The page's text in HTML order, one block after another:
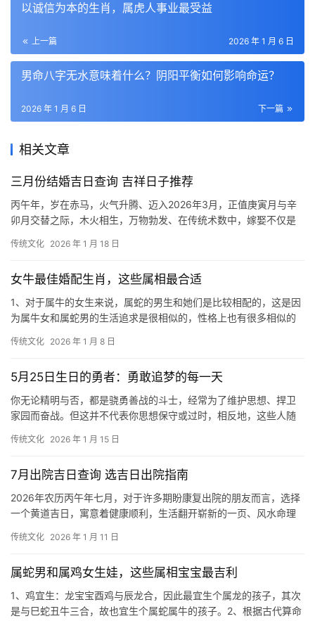
以诚信为本的生肖，属虎人事业最受益
上一篇 2026 年 1 月 6 日
男命八字无水意味着什么？阴阳平衡如何影响命运？
下一篇
2026 年 1 月 6 日
相关文章
三月份结婚吉日查询 吉祥日子推荐
丙午年，岁在赤马，火气升腾、迈入2026年3月，正值庚寅月与辛
卯月交替之际，木火相生，万物勃发、在传统术数中，嫁娶不仅是
传统文化 2026 年 1 月 18 日
女牛最佳婚配生肖，这些属相最合适
1、对于属牛的女生来说，属蛇的男生和她们是比较相配的，这是因
为属牛女和属蛇男的生活追求是很相似的，性格上也有很多相似的
传统文化 2026 年 1 月 8 日
5月25日生日的勇者：勇敢追梦的每一天
你无论精明与否，都是骁勇善战的斗士，经常为了维护思想、捍卫
家园而奋战。但这并不代表你思想保守或过时，相反地，这些人随
传统文化 2026 年 1 月 15 日
7月出院吉日查询 选吉日出院指南
2026年农历丙午年七月，对于许多期盼康复出院的朋友而言，选择
一个黄道吉日，寓意着健康顺利，生活翻开崭新的一页、风水命理
传统文化 2026 年 1 月 11 日
属蛇男和属鸡女生娃，这些属相宝宝最吉利
1、鸡宜生：龙宝宝酉鸡与辰龙合，因此最宜生个属龙的孩子，其次
是与巳蛇丑牛三合，故也宜生个属蛇属牛的孩子。2、根据古代算命